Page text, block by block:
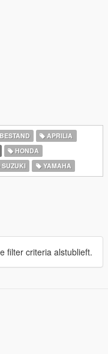
APRILIA
HONDA
SUZUKI YAMAHA
filter criteria alstublieft.